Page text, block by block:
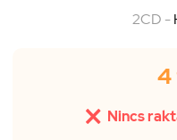
2CD -
4
 Nincs